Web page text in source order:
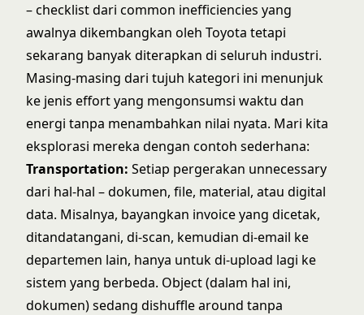
– checklist dari common inefficiencies yang
awalnya dikembangkan oleh Toyota tetapi
sekarang banyak diterapkan di seluruh industri.
Masing-masing dari tujuh kategori ini menunjuk
ke jenis effort yang mengonsumsi waktu dan
energi tanpa menambahkan nilai nyata. Mari kita
eksplorasi mereka dengan contoh sederhana:
Transportation: Setiap pergerakan unnecessary
dari hal-hal – dokumen, file, material, atau digital
data. Misalnya, bayangkan invoice yang dicetak,
ditandatangani, di-scan, kemudian di-email ke
departemen lain, hanya untuk di-upload lagi ke
sistem yang berbeda. Object (dalam hal ini,
dokumen) sedang dishuffle around tanpa